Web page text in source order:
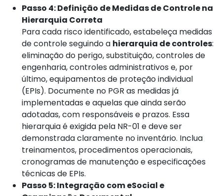
Passo 4: Definição de Medidas de Controle na
Hierarquia Correta
Para cada risco identificado, estabeleça medidas
de controle seguindo a hierarquia de controles:
eliminação do perigo, substituição, controles de
engenharia, controles administrativos e, por
último, equipamentos de proteção individual
(EPIs). Documente no PGR as medidas já
implementadas e aquelas que ainda serão
adotadas, com responsáveis e prazos. Essa
hierarquia é exigida pela NR-01 e deve ser
demonstrada claramente no inventário. Inclua
treinamentos, procedimentos operacionais,
cronogramas de manutenção e especificações
técnicas de EPIs.
Passo 5: Integração com eSocial e